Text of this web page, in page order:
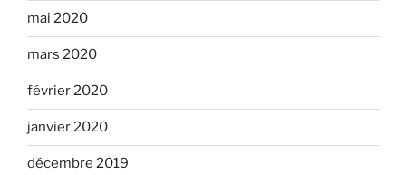
mai 2020
mars 2020
février 2020
janvier 2020
décembre 2019